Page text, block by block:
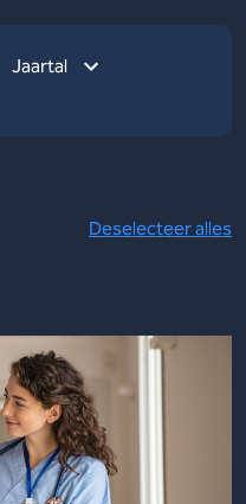
Jaartal
Deselecteer alles